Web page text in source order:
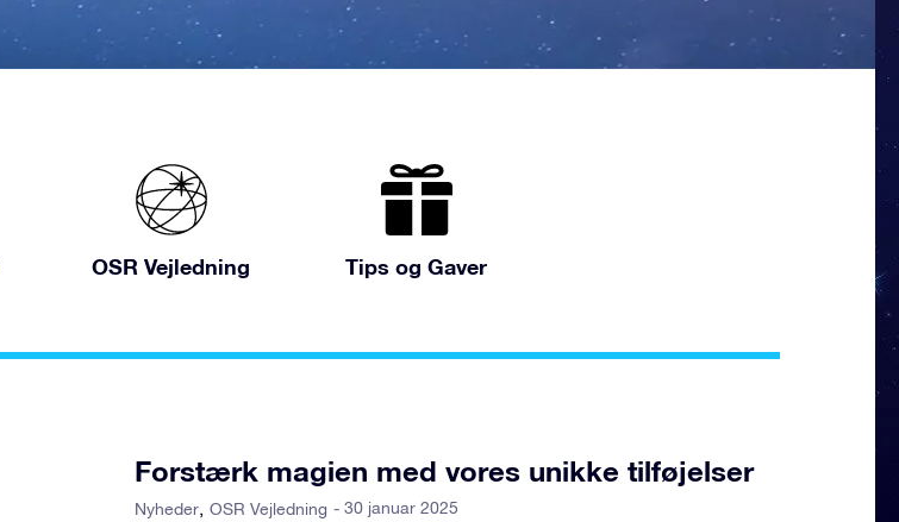
OSR Vejledning Tips og Gaver
Forstærk magien med vores unikke tilføjelser
Nyheder OSR Vejledning - 30 januar 2025